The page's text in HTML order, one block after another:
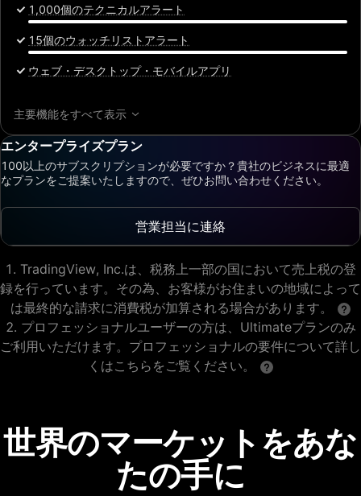
1,000個のテクニカルアラート
15個のウォッチリストアラート
ウェブ・デスクトップ・モバイルアプリ
主要機能をすべて表示
エンタープライズプラン
100以上のサブスクリプションが必要ですか？貴社のビジネスに最適
なプランをご提案いたしますので、ぜひお問い合わせください。
営業担当に連絡
TradingView, Inc.は、税務上一部の国において売上税の登
録を行っています。その為、お客様がお住まいの地域によって
は最終的な請求に消費税が加算される場合があります。
プロフェッショナルユーザーの方は、Ultimateプランのみ
ご利用いただけます。プロフェッショナルの要件について詳し
くはこちらをご覧ください。
世界のマーケットをあな
たの手に